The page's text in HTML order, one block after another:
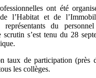
ont été
l’Habitat et de
représentants du
s’est tenu du 28
taux de participation (près
les collèges.